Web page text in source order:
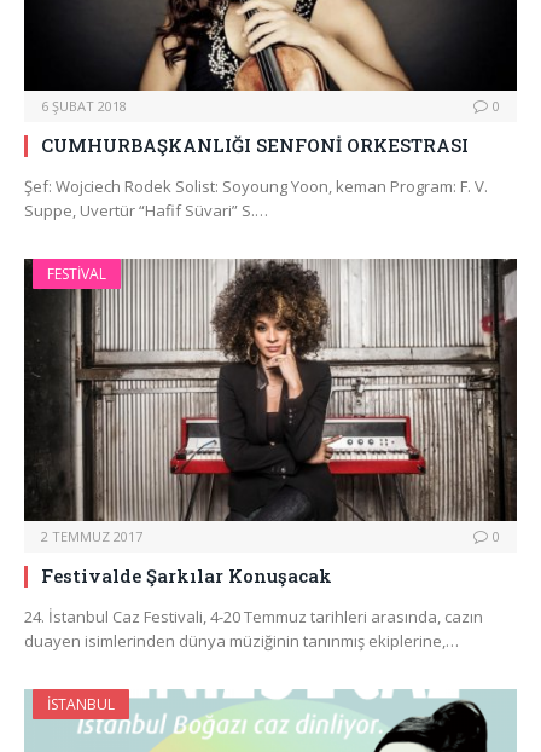
6 ŞUBAT 2018 0
CUMHURBAŞKANLIĞI SENFONİ ORKESTRASI
Şef: Wojciech Rodek Solist: Soyoung Yoon, keman Program: F. V.
Suppe, Uvertür “Hafif Süvari” S.…
FESTIVAL
2 TEMMUZ 2017 0
Festivalde Şarkılar Konuşacak
24. İstanbul Caz Festivali, 4-20 Temmuz tarihleri arasında, cazın
duayen isimlerinden dünya müziğinin tanınmış ekiplerine,…
İSTANBUL